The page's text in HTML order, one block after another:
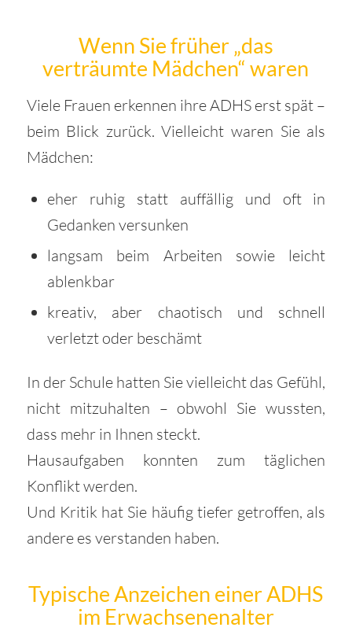
Wenn Sie früher „das
verträumte Mädchen“ waren
Viele Frauen erkennen ihre ADHS erst spät –
beim Blick zurück. Vielleicht waren Sie als
Mädchen:
eher ruhig statt auffällig und oft in
Gedanken versunken
langsam beim Arbeiten sowie leicht
ablenkbar
kreativ, aber chaotisch und schnell
verletzt oder beschämt
In der Schule hatten Sie vielleicht das Gefühl,
nicht mitzuhalten – obwohl Sie wussten,
dass mehr in Ihnen steckt.
Hausaufgaben konnten zum täglichen
Konflikt werden.
Und Kritik hat Sie häufig tiefer getroffen, als
andere es verstanden haben.
Typische Anzeichen einer ADHS
im Erwachsenenalter